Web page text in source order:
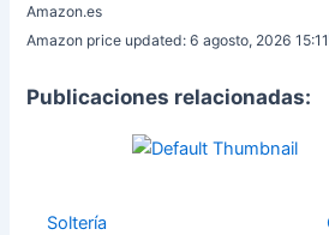
Amazon.es
Amazon price updated:6 agosto, 2026 15:11
Publicaciones relacionadas:
Soltería